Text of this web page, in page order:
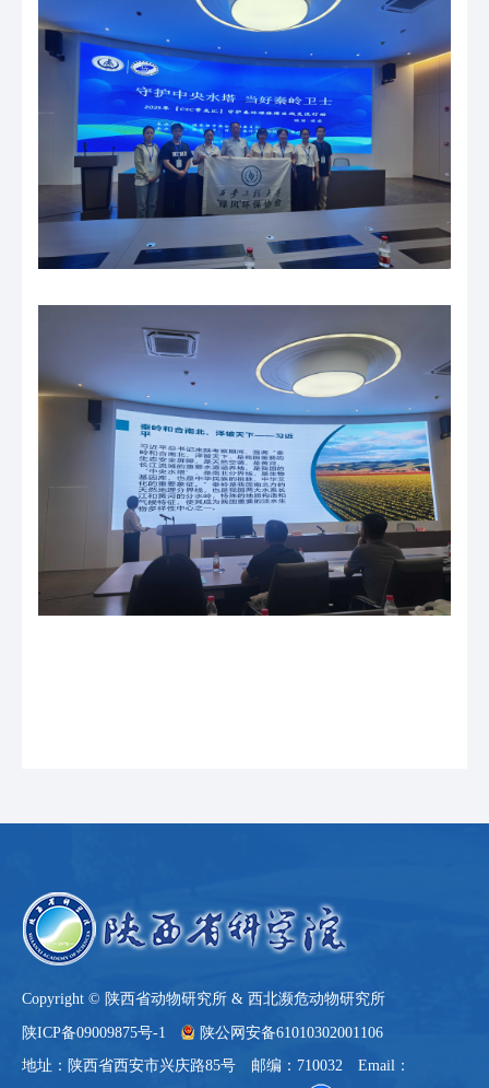
Copyright © 陕西省动物研究所 & 西北濒危动物研究所
陕ICP备09009875号-1
陕公网安备61010302001106
地址：陕西省西安市兴庆路85号 邮编：710032 Email：